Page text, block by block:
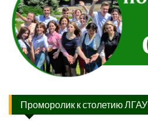
Проморолик к столетию ЛГАУ